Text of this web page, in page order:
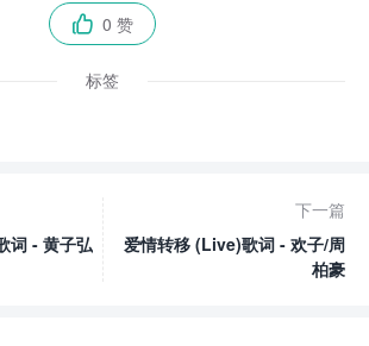
 0 赞
标签
词 - 黄子弘
下一篇
爱情转移 (Live)歌词 - 欢子/周
柏豪